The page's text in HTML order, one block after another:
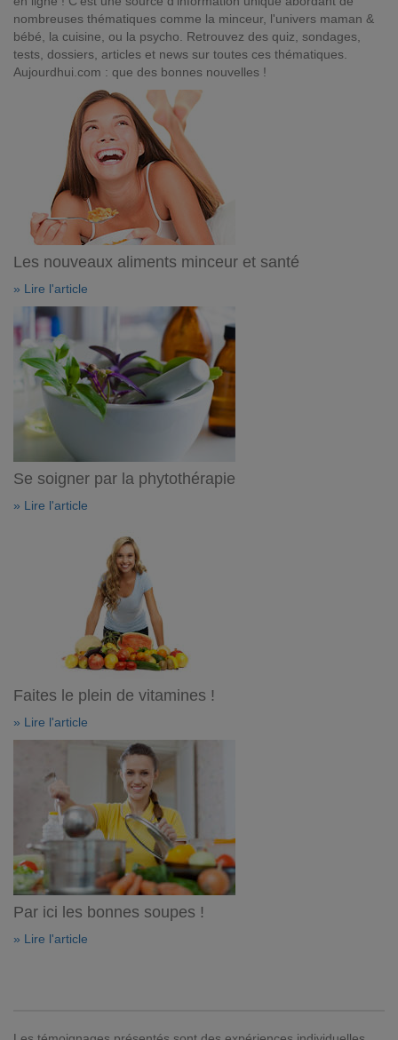
nombreuses thématiques comme la minceur, l'univers maman &
bébé, la cuisine, ou la psycho. Retrouvez des quiz, sondages,
tests, dossiers, articles et news sur toutes ces thématiques.
Aujourdhui.com : que des bonnes nouvelles !
Les nouveaux aliments minceur et santé
» Lire l'article
Se soigner par la phytothérapie
» Lire l'article
Faites le plein de vitamines !
» Lire l'article
Par ici les bonnes soupes !
» Lire l'article